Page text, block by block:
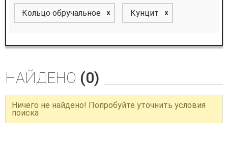
Кольцо обручальное x Кунцит x
НАЙДЕНО (0)
Ничего не найдено! Попробуйте уточнить условия
поиска